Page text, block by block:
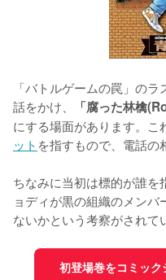
「バトルゲームの罠」の
話をかけ、
「腐った林檎
にする場面があります。こ
ット を指すもので、電話の
ちなみに当初は標的が誰を
ョディが黒の組織のメン
ないかという考察がされて
初登場巻をコミッ